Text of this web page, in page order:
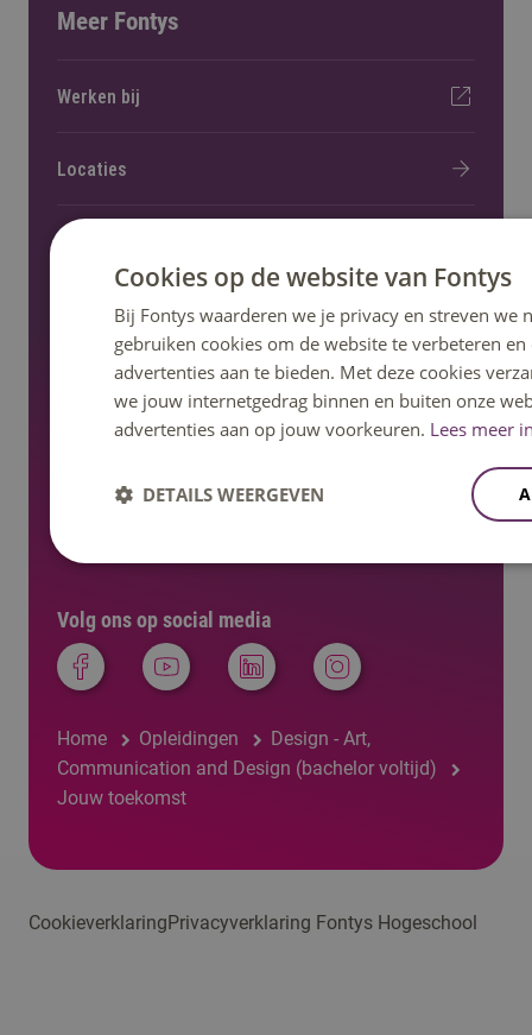
Volg ons op social media
Home Opleidingen
Design - Art,
Communication and Design (bachelor voltijd)
Jouw toekomst
Meer Fontys
Werken bij
Locaties
Onderzoek en lectoraat
Nieuws en pers
CookieverklaringPrivacyverklaring Fontys Hogeschool
Cookies op de website van Fontys
Bij Fontys waarderen we je privacy en streven we
gebruiken cookies om de website te verbeteren
advertenties aan te bieden. Met deze cookies
we jouw internetgedrag binnen en buiten onze
advertenties aan op jouw voorkeuren. Lees meer
DETAILS WEERGEVEN